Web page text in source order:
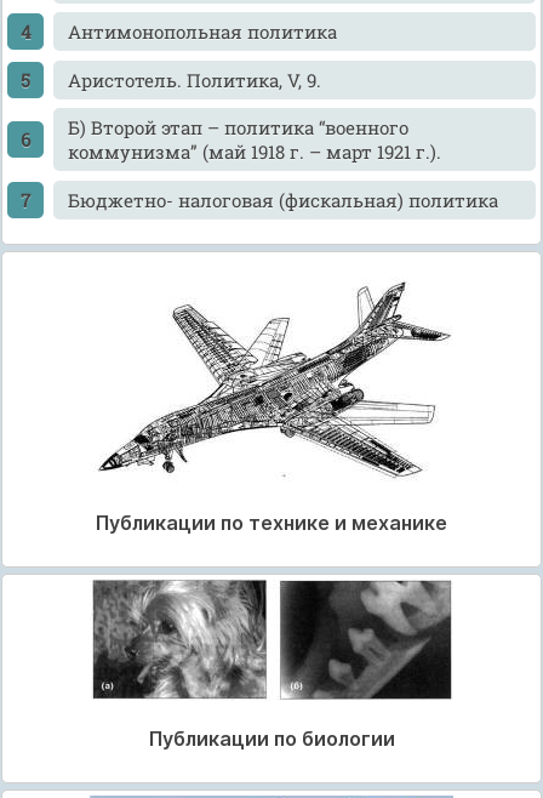
Антимонопольная политика
Аристотель. Политика, V, 9.
Б) Второй этап – политика “военного
коммунизма” (май 1918 г. – март 1921 г.).
Бюджетно- налоговая (фискальная) политика
Публикации по технике и механике
Публикации по биологии